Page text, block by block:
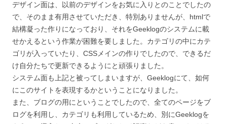
デザイン面は、以前のデザインをお気に入りとのことでしたの
で、そのまま有用させていただき、特別ありませんが、htmlで
結構凝った作りになっており、それをGeeklogのシステムに載
せかえるという作業が困難を要しました。カテゴリの中にカテ
ゴリが入っていたり、CSSメインの作りでしたので、できるだ
け自分たちで更新できるようにと頑張りました。
システム面も上記と被ってしまいますが、Geeklogにて、如何
にこのサイトを表現するかということになりました。
また、ブログの用にということでしたので、全てのページをブ
ログを利用し、カテゴリも利用しているため、別にGeeklogを